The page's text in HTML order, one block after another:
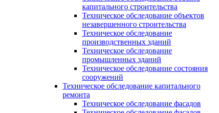
капитального строительства
Техническое обследование объектов
незавершенного строительства
Техническое обследование
производственных зданий
Техническое обследование
промышленных зданий
Техническое обследование состояния
сооружений
Техническое обследование капитального
ремонта
Техническое обследование фасадов